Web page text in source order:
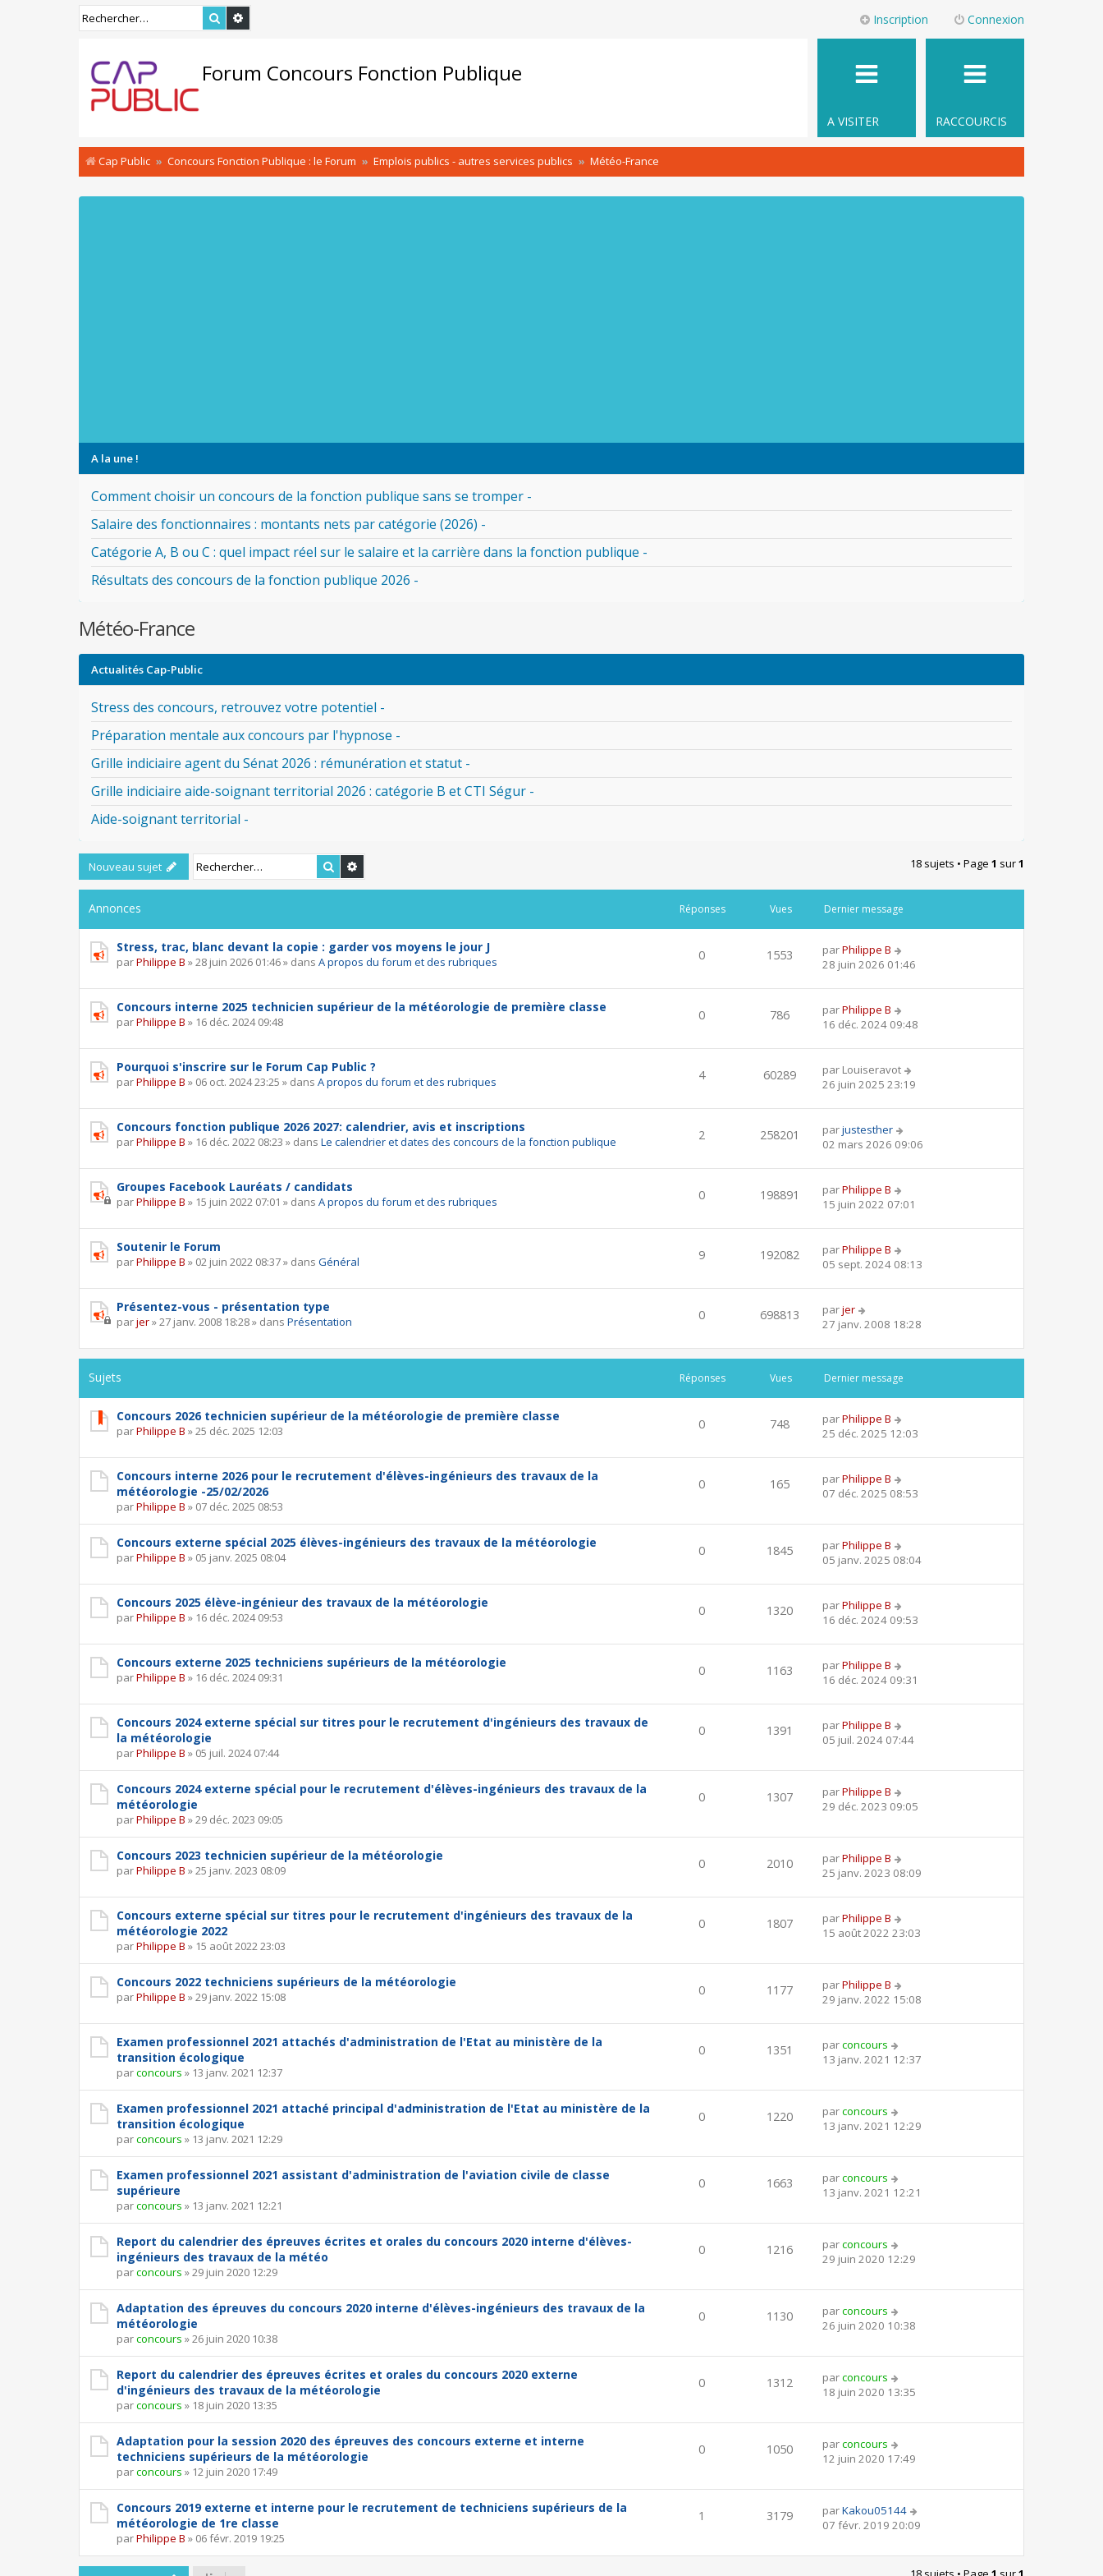
Rechercher Connexion
Inscription
Forum Concours Fonction Publique
RACCOURCIS
A VISITER
Cap Public Concours Fonction Publique : le Forum Emplois publics - autres services publics Météo-France
A la une !
Comment choisir un concours de la fonction publique sans se tromper -
Salaire des fonctionnaires : montants nets par catégorie (2026) -
Catégorie A, B ou C : quel impact réel sur le salaire et la carrière dans la fonction publique -
Résultats des concours de la fonction publique 2026 -
Météo-France
Actualités Cap-Public
Stress des concours, retrouvez votre potentiel -
Préparation mentale aux concours par l'hypnose -
Grille indiciaire agent du Sénat 2026 : rémunération et statut -
Grille indiciaire aide-soignant territorial 2026 : catégorie B et CTI Ségur -
Aide-soignant territorial -
Nouveau sujet Rechercher 18 sujets • Page 1 sur1
Annonces Réponses Vues Dernier message
Stress, trac, blanc devant la copie : garder vos moyens le jour J
parPhilippe B »28 juin 2026 01:46» dans A propos du forum et des rubriques 0 1553 parPhilippe B
28 juin 2026 01:46
Concours interne 2025 technicien supérieur de la météorologie de première classe
parPhilippe B » 16 déc. 2024 09:48 0 786 parPhilippe B
16 déc. 2024 09:48
Pourquoi s'inscrire sur le Forum Cap Public ?
parPhilippe B » 06 oct. 2024 23:25 » dans A propos du forum et des rubriques 4 60289 par Louiseravot
26 juin 2025 23:19
Concours fonction publique 2026 2027: calendrier, avis et inscriptions
parPhilippe B » 16 déc. 2022 08:23 » dans Le calendrier et dates des concours de la fonction publique 2 258201 parjustesther
02 mars 2026 09:06
Groupes Facebook Lauréats / candidats
parPhilippe B » 15 juin 2022 07:01 » dans A propos du forum et des rubriques 0 198891 parPhilippe B
15 juin 2022 07:01
Soutenir le Forum
parPhilippe B » 02 juin 2022 08:37» dans Général 9 192082 parPhilippe B
05 sept. 2024 08:13
Présentez-vous - présentation type
parjer»27 janv. 2008 18:28» dans Présentation 0 698813 parjer
27 janv. 2008 18:28
Sujets Réponses Vues Dernier message
Concours 2026 technicien supérieur de la météorologie de première classe
parPhilippe B »25 déc. 2025 12:03 0 748 parPhilippe B
25 déc. 2025 12:03
Concours interne 2026 pour le recrutement d'élèves-ingénieurs des travaux de la
météorologie -25/02/2026
parPhilippe B » 07 déc. 2025 08:53
0 165 parPhilippe B
07 déc. 2025 08:53
Concours externe spécial 2025 élèves-ingénieurs des travaux de la météorologie
parPhilippe B » 05 janv. 2025 08:04 0 1845 parPhilippe B
05 janv. 2025 08:04
Concours 2025 élève-ingénieur des travaux de la météorologie
parPhilippe B » 16 déc. 2024 09:53 0 1320 parPhilippe B
16 déc. 2024 09:53
Concours externe 2025 techniciens supérieurs de la météorologie
parPhilippe B » 16 déc. 2024 09:31 0 1163 parPhilippe B
16 déc. 2024 09:31
Concours 2024 externe spécial sur titres pour le recrutement d'ingénieurs des travaux de
la météorologie
parPhilippe B » 05 juil. 2024 07:44
0 1391 parPhilippe B
05 juil. 2024 07:44
Concours 2024 externe spécial pour le recrutement d'élèves-ingénieurs des travaux de la
météorologie
parPhilippe B »29 déc. 2023 09:05
0 1307 parPhilippe B
29 déc. 2023 09:05
Concours 2023 technicien supérieur de la météorologie
parPhilippe B »25 janv. 2023 08:09 0 2010 parPhilippe B
25 janv. 2023 08:09
Concours externe spécial sur titres pour le recrutement d'ingénieurs des travaux de la
météorologie 2022
parPhilippe B » 15 août 2022 23:03
0 1807 parPhilippe B
15 août 2022 23:03
Concours 2022 techniciens supérieurs de la météorologie
parPhilippe B »29 janv. 2022 15:08 0 1177 parPhilippe B
29 janv. 2022 15:08
Examen professionnel 2021 attachés d'administration de l'Etat au ministère de la
transition écologique
parconcours » 13 janv. 2021 12:37
0 1351 parconcours
13 janv. 2021 12:37
Examen professionnel 2021 attaché principal d'administration de l'Etat au ministère de la
transition écologique
parconcours » 13 janv. 2021 12:29
0 1220 parconcours
13 janv. 2021 12:29
Examen professionnel 2021 assistant d'administration de l'aviation civile de classe
supérieure
parconcours » 13 janv. 2021 12:21
0 1663 parconcours
13 janv. 2021 12:21
Report du calendrier des épreuves écrites et orales du concours 2020 interne d'élèves-
ingénieurs des travaux de la météo
parconcours »29 juin 2020 12:29
0 1216 parconcours
29 juin 2020 12:29
Adaptation des épreuves du concours 2020 interne d'élèves-ingénieurs des travaux de la
météorologie
parconcours »26 juin 2020 10:38
0 1130 parconcours
26 juin 2020 10:38
Report du calendrier des épreuves écrites et orales du concours 2020 externe
d'ingénieurs des travaux de la météorologie
parconcours » 18 juin 2020 13:35
0 1312 parconcours
18 juin 2020 13:35
Adaptation pour la session 2020 des épreuves des concours externe et interne
techniciens supérieurs de la météorologie
parconcours » 12 juin 2020 17:49
0 1050 parconcours
12 juin 2020 17:49
Concours 2019 externe et interne pour le recrutement de techniciens supérieurs de la
météorologie de 1re classe
parPhilippe B » 06 févr. 2019 19:25
1 3179 parKakou05144
07 févr. 2019 20:09